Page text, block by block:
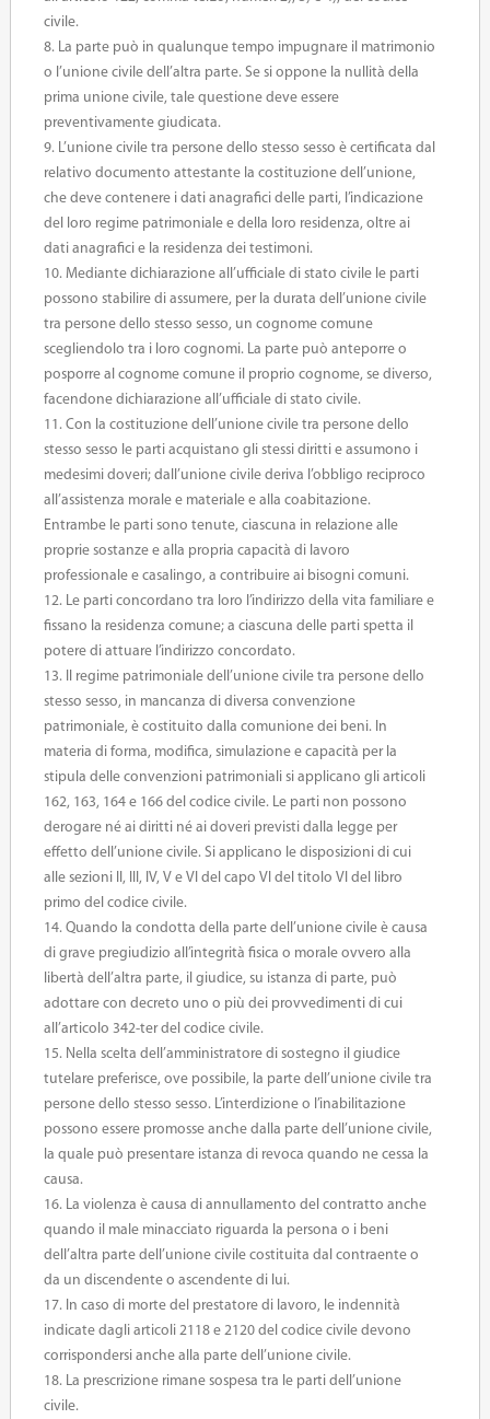
civile.
8. La parte può in qualunque tempo impugnare il matrimonio
o l’unione civile dell’altra parte. Se si oppone la nullità della
prima unione civile, tale questione deve essere
preventivamente giudicata.
9. L’unione civile tra persone dello stesso sesso è certificata dal
relativo documento attestante la costituzione dell’unione,
che deve contenere i dati anagrafici delle parti, l’indicazione
del loro regime patrimoniale e della loro residenza, oltre ai
dati anagrafici e la residenza dei testimoni.
10. Mediante dichiarazione all’ufficiale di stato civile le parti
possono stabilire di assumere, per la durata dell’unione civile
tra persone dello stesso sesso, un cognome comune
scegliendolo tra i loro cognomi. La parte può anteporre o
posporre al cognome comune il proprio cognome, se diverso,
facendone dichiarazione all’ufficiale di stato civile.
11. Con la costituzione dell’unione civile tra persone dello
stesso sesso le parti acquistano gli stessi diritti e assumono i
medesimi doveri; dall’unione civile deriva l’obbligo reciproco
all’assistenza morale e materiale e alla coabitazione.
Entrambe le parti sono tenute, ciascuna in relazione alle
proprie sostanze e alla propria capacità di lavoro
professionale e casalingo, a contribuire ai bisogni comuni.
12. Le parti concordano tra loro l’indirizzo della vita familiare e
fissano la residenza comune; a ciascuna delle parti spetta il
potere di attuare l’indirizzo concordato.
13. Il regime patrimoniale dell’unione civile tra persone dello
stesso sesso, in mancanza di diversa convenzione
patrimoniale, è costituito dalla comunione dei beni. In
materia di forma, modifica, simulazione e capacità per la
stipula delle convenzioni patrimoniali si applicano gli articoli
162, 163, 164 e 166 del codice civile. Le parti non possono
derogare né ai diritti né ai doveri previsti dalla legge per
effetto dell’unione civile. Si applicano le disposizioni di cui
alle sezioni II, III, IV, V e VI del capo VI del titolo VI del libro
primo del codice civile.
14. Quando la condotta della parte dell’unione civile è causa
di grave pregiudizio all’integrità fisica o morale ovvero alla
libertà dell’altra parte, il giudice, su istanza di parte, può
adottare con decreto uno o più dei provvedimenti di cui
all’articolo 342-ter del codice civile.
15. Nella scelta dell’amministratore di sostegno il giudice
tutelare preferisce, ove possibile, la parte dell’unione civile tra
persone dello stesso sesso. L’interdizione o l’inabilitazione
possono essere promosse anche dalla parte dell’unione civile,
la quale può presentare istanza di revoca quando ne cessa la
causa.
16. La violenza è causa di annullamento del contratto anche
quando il male minacciato riguarda la persona o i beni
dell’altra parte dell’unione civile costituita dal contraente o
da un discendente o ascendente di lui.
17. In caso di morte del prestatore di lavoro, le indennità
indicate dagli articoli 2118 e 2120 del codice civile devono
corrispondersi anche alla parte dell’unione civile.
18. La prescrizione rimane sospesa tra le parti dell’unione
civile.